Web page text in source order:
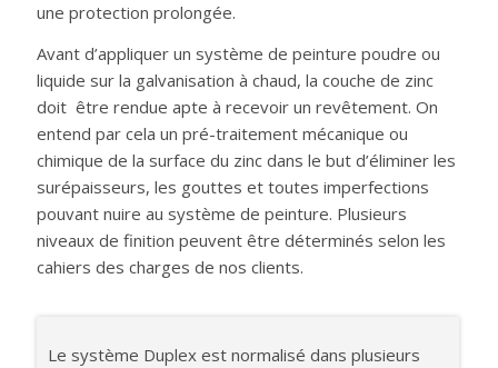
une protection prolongée.
Avant d’appliquer un système de peinture poudre ou
liquide sur la galvanisation à chaud, la couche de zinc
doit être rendue apte à recevoir un revêtement. On
entend par cela un pré-traitement mécanique ou
chimique de la surface du zinc dans le but d’éliminer les
surépaisseurs, les gouttes et toutes imperfections
pouvant nuire au système de peinture. Plusieurs
niveaux de finition peuvent être déterminés selon les
cahiers des charges de nos clients.
Le système Duplex est normalisé dans plusieurs